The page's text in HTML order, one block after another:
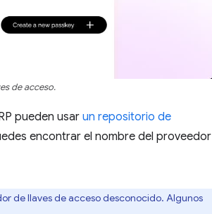
de acceso.
pueden usarun repositorio de
encontrar el nombre del proveedor
de llaves de acceso desconocido. Algunos